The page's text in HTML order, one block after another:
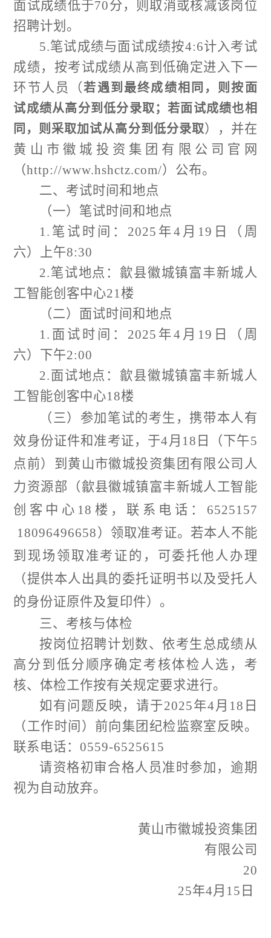
面试成绩低于70分，则取消或核减该岗位
招聘计划 。
5.笔试成绩与面试成绩按4:6计入考试
成绩， 按考试成绩从高到低确定进入下一
环节人员
（若遇到 最终成绩相同，则按面
试成绩从高分到低分录取； 若面试成绩也相
同，则采取加试从高分到低分录取），并在
黄山市徽城投资集团有限公司官网
（http://www.hshctz.com/）公布。
二、考试时间和地点
（一）笔试时间和地点
1. 笔试 时间： 2025 年4 月 19 日
（周
六）上午8:30
2.笔试地点：歙县徽城镇富丰新城人
工智能创客中心21楼
（二）面试时间和地点
1.面试时间： 2025 年4 月 19 日
（周
六）下午2:00
2.面试地点：歙县徽城镇富丰新城人
工智能创客中心18楼
（ 三 ） 参加笔试的考生，携带本人有
效身份证件和准考证 ，于4月 18 日 （下午5
点前） 到黄山市徽城投资集团有限公司 人
力资源部 （歙县徽城镇富丰新城人工智能
创客中心 18 楼 ，联系电话： 6525157
18096496658 ） 领取准考证。若本人不能
到现场领取准考证的，可委托他人办理
（提供本人出具的委托证明书以及受托人
的身份证原件及复印件） 。
三、考核与体检
按岗位招聘计划数、依考生总成绩从
高分到低分顺序确定考核体检人选，考
核、体检工作按有关规定要求进行。
如有问题反映，请于2025年4月 18 日
（工作时间） 前向集团纪检监察室反映。
联系电话：0559-6525615
请资格初审合格人员准时参加，逾期
视为自动放弃。
黄山市徽城投资集团
有限公司
20
25年4月 15 日